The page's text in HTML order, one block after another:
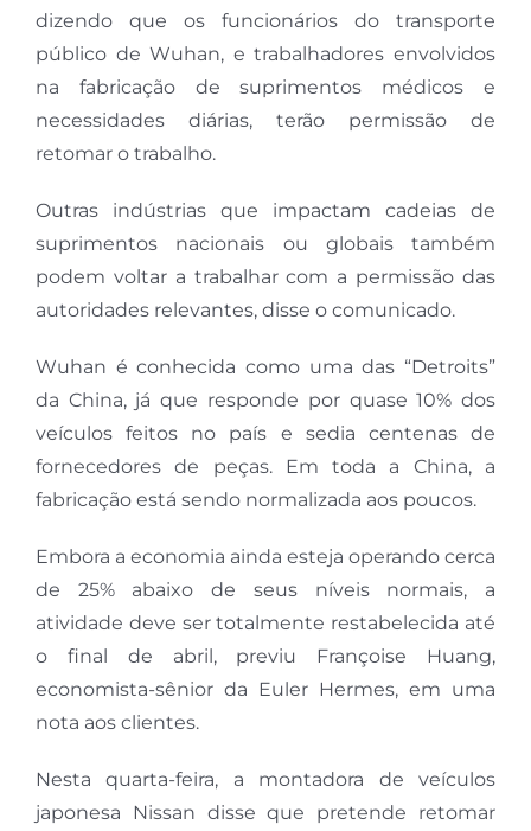
dizendo que os funcionários do transporte
público de Wuhan, e trabalhadores envolvidos
na fabricação de suprimentos médicos e
necessidades diárias, terão permissão de
retomar o trabalho.
Outras indústrias que impactam cadeias de
suprimentos nacionais ou globais também
podem voltar a trabalhar com a permissão das
autoridades relevantes, disse o comunicado.
Wuhan é conhecida como uma das “Detroits”
da China, já que responde por quase 10% dos
veículos feitos no país e sedia centenas de
fornecedores de peças. Em toda a China, a
fabricação está sendo normalizada aos poucos.
Embora a economia ainda esteja operando cerca
de 25% abaixo de seus níveis normais, a
atividade deve ser totalmente restabelecida até
o final de abril, previu Françoise Huang,
economista-sênior da Euler Hermes, em uma
nota aos clientes.
Nesta quarta-feira, a montadora de veículos
japonesa Nissan disse que pretende retomar